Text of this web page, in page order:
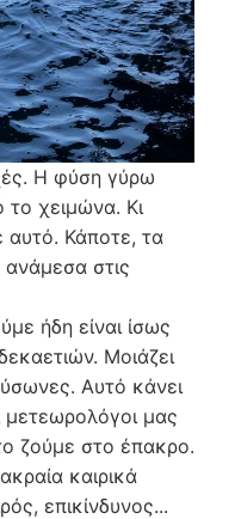
Η φύση γύρω
το χειμώνα. Κι
αυτό. Κάποτε, τα
ανάμεσα στις
ήδη είναι ίσως
Μοιάζει
Αυτό κάνει
μας
ζούμε στο έπακρο.
καιρικά
επικίνδυνος...